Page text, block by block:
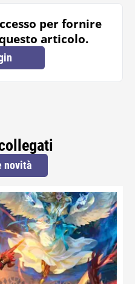
per fornire
articolo.
novità